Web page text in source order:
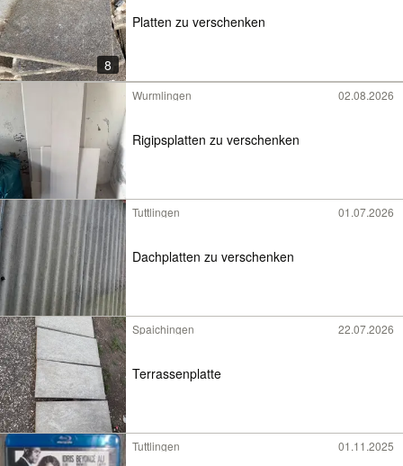
8
Platten zu verschenken
Wurmlingen 02.08.2026
Rigipsplatten zu verschenken
Tuttlingen 01.07.2026
Dachplatten zu verschenken
Spaichingen 22.07.2026
Terrassenplatte
Tuttlingen 01.11.2025